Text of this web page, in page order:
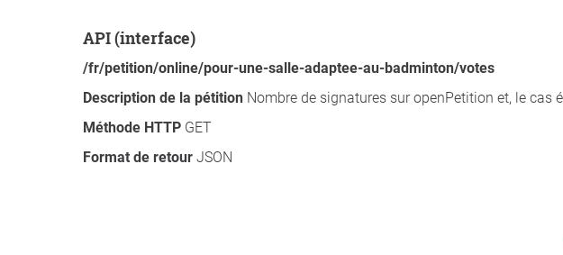
API (interface)
/fr/petition/online/pour-une-salle-adaptee-au-badminton/votes
Description de la pétition Nombre de signatures sur openPetition et, le cas
Méthode HTTP GET
Format de retour JSON